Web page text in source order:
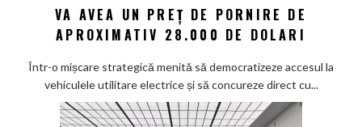
recalibrează
electrică:
Viitorul
VA AVEA UN PREȚ DE PORNIRE DE
APROXIMATIV 28.000 DE DOLARI
Într-o mișcare strategică menită să democratizeze accesul la
vehiculele utilitare electrice și să concureze direct cu...